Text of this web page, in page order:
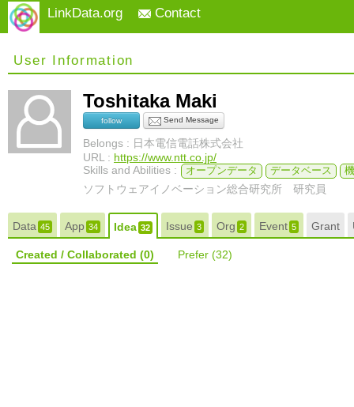
LinkData.org Contact
User Information
Toshitaka Maki
follow Send Message
Belongs : 日本電信電話株式会社
URL : https://www.ntt.co.jp/
Skills and Abilities :
オープンデータ データベース
ソフトウェアイノベーション総合研究所 研究員
Data45 App34 Idea32 Issue3 Org2 Event5 Grant
Created / Collaborated (0) Prefer (32)